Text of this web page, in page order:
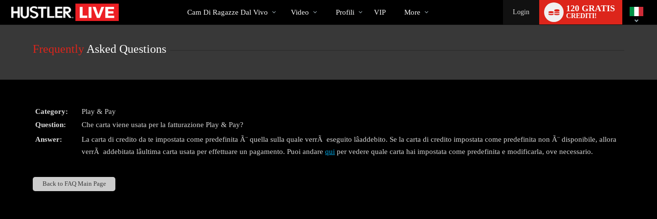
User
Cams
Cam Di Ragazze Dal Vivo
tendenza
Video Profili VIP More Login 120 GRATIS
CREDITI!
Frequently Asked Questions
Category:
Play & Pay
Question:
Che carta viene usata per la fatturazione Play & Pay?
Answer:
La carta di credito da te impostata come predefinita Ã¨ quella sulla quale verrÃ eseguito lâaddebito. Se la carta di credito impostata come predefinita non Ã¨ disponibile, allora
verrÃ addebitata lâultima carta usata per effettuare un pagamento. Puoi andarequi per vedere quale carta hai impostata come predefinita e modificarla, ove necessario.
Back to FAQ Main Page